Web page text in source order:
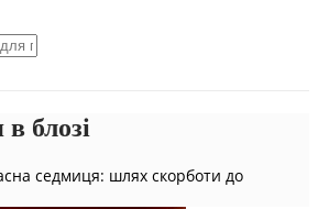
блозі
седмиця: шлях скорботи до